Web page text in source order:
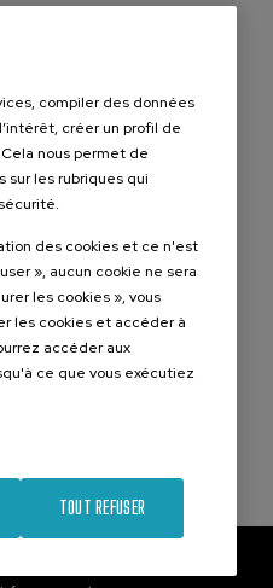
compiler des données
créer un profil de
nous permet de
sur les rubriques qui
des cookies et ce n'est
», aucun cookie ne sera
les cookies », vous
les cookies et accéder à
accéder aux
ce que vous exécutiez
TOUT REFUSER